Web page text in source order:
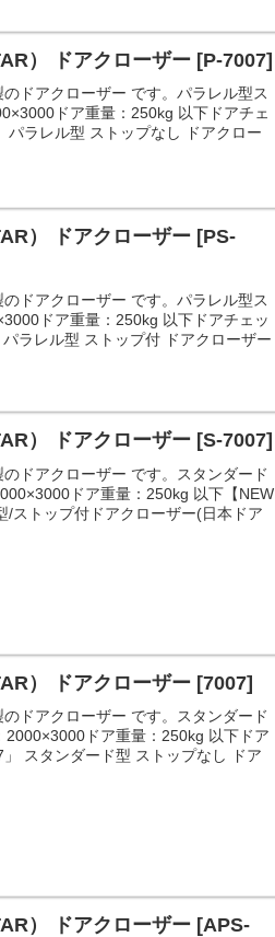
） ドアクローザー [P-7007]
ドアクローザー です。パラレル型ス
ドア重量：250kg 以下ドアチェ
パラレル型 ストップなし ドアクロー
） ドアクローザー [PS-
ドアクローザー です。パラレル型ス
ドア重量：250kg 以下ドアチェッ
ラレル型 ストップ付 ドアクローザー
） ドアクローザー [S-7007]
ドアクローザー です。スタンダード
ドア重量：250kg 以下【NEW
/ストップ付ドアクローザー(日本ドア
） ドアクローザー [7007]
ドアクローザー です。スタンダード
ドア重量：250kg 以下ドア
スタンダード型 ストップなし ドア
） ドアクローザー [APS-